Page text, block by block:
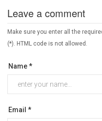
Leave a comment
Make sure you enter all the
(*). HTML code is not allowed.
Name *
Email *